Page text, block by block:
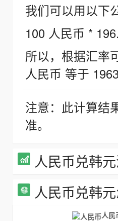
我们可以用以下
100 人民币 *
所以，根据汇率
人民币 等于
注意：此计算结
准。
人民币兑韩
人民币兑韩
人民